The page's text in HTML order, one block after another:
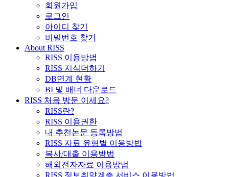
회원가입
로그인
아이디 찾기
비밀번호 찾기
About RISS
RISS 이용방법
RISS 지식더하기
DB연계 현황
BI 및 배너 다운로드
RISS 처음 방문 이세요?
RISS란?
RISS 이용권한
내 추천논문 등록방법
RISS 자료 유형별 이용방법
복사/대출 이용방법
해외전자자료 이용방법